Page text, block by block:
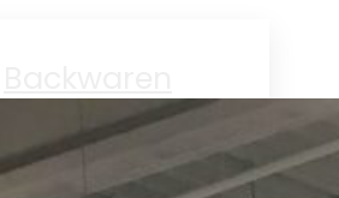
Elektronik
Obst &